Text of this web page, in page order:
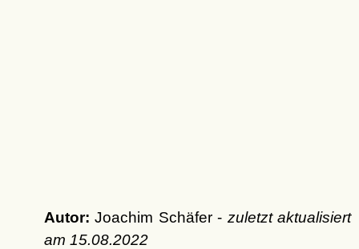
Autor: Joachim Schäfer - zuletzt aktualisiert
am 15.08.2022